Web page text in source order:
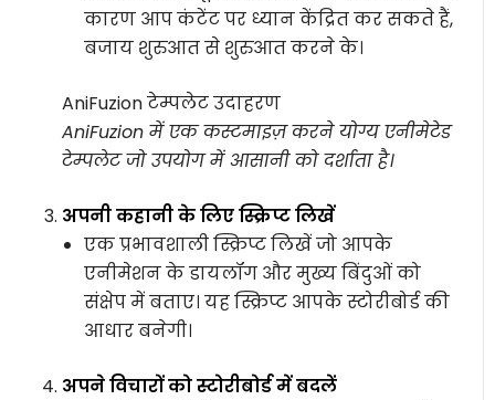
कारण आप कंटेंट पर ध्यान केंद्रित कर सकते हैं,
बजाय शुरुआत से शुरुआत करने के।
AniFuzion टेम्पलेट उदाहरण
AniFuzion में एक कस्टमाइज़ करने योग्य एनीमेटेड
टेम्पलेट जो उपयोग में आसानी को दर्शाता है।
अपनी कहानी के लिए स्क्रिप्ट लिखें
एक प्रभावशाली स्क्रिप्ट लिखें जो आपके
एनीमेशन के डायलॉग और मुख्य बिंदुओं को
संक्षेप में बताए। यह स्क्रिप्ट आपके स्टोरीबोर्ड की
आधार बनेगी।
अपने विचारों को स्टोरीबोर्ड में बदलें